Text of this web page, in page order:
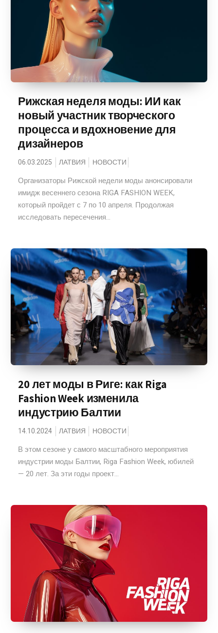
Рижская неделя моды: ИИ как
новый участник творческого
процесса и вдохновение для
дизайнеров
06.03.2025 ЛАТВИЯ НОВОСТИ
Организаторы Рижской недели моды анонсировали
имидж весеннего сезона RIGA FASHION WEEK,
который пройдет с 7 по 10 апреля. Продолжая
исследовать пересечения...
20 лет моды в Риге: как Riga
Fashion Week изменила
индустрию Балтии
14.10.2024 ЛАТВИЯ НОВОСТИ
В этом сезоне у самого масштабного мероприятия
индустрии моды Балтии, Riga Fashion Week, юбилей
— 20 лет. За эти годы проект...